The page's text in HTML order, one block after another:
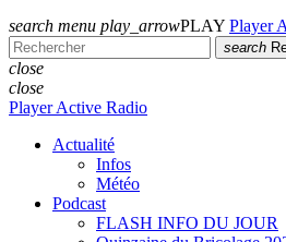
search menu play_arrowPLAY Player
search
close
close
Player Active Radio
Actualité
Infos
Météo
Podcast
FLASH INFO DU JOUR